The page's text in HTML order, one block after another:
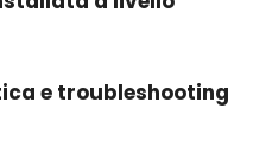
e troubleshooting